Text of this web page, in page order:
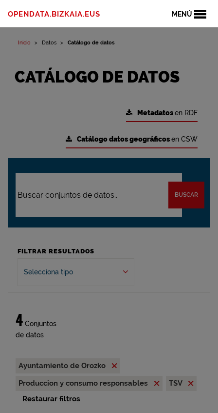
MENÚ
OPENDATA.BIZKAIA.EUS
Inicio Datos Catálogo de datos
CATÁLOGO DE DATOS
Metadatosen RDF
Catálogo datos geográficosen CSW
BUSCAR
FILTRAR RESULTADOS
Selecciona tipo
4 Conjuntos
de datos
Ayuntamiento de Orozko
Produccion y consumo responsables
TSV
Restaurar filtros